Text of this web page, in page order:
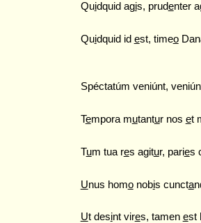
Quidquid agis, prudenter
Quidquid id est, timeo
Spéctatúm veniúnt,
Tempora mutantur nos et
Tum tua res agitur, paries
Unus homonobis cuncta
Ut desint vires, tamen est